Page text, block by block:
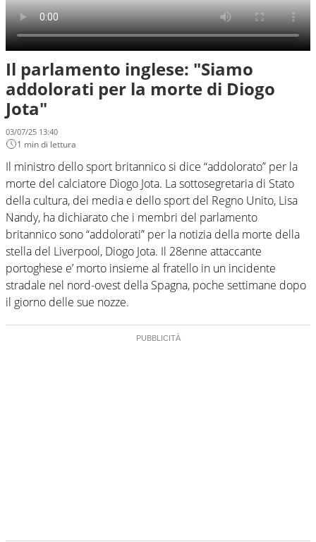
Il parlamento inglese: "Siamo
addolorati per la morte di Diogo
Jota"
03/07/25 13:40
1 min di lettura
Il ministro dello sport britannico si dice “addolorato” per la
morte del calciatore Diogo Jota. La sottosegretaria di Stato
della cultura, dei media e dello sport del Regno Unito, Lisa
Nandy, ha dichiarato che i membri del parlamento
britannico sono “addolorati” per la notizia della morte della
stella del Liverpool, Diogo Jota. Il 28enne attaccante
portoghese e’ morto insieme al fratello in un incidente
stradale nel nord-ovest della Spagna, poche settimane dopo
il giorno delle sue nozze.